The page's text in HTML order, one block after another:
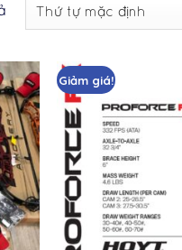
Add
to
Giảm giá!